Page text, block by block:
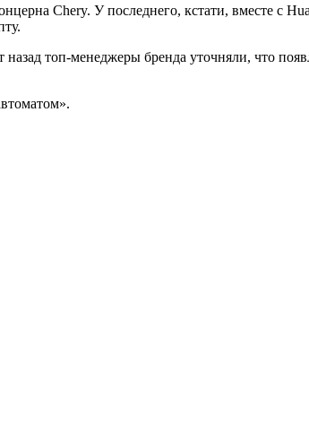
Chery. У последнего, кстати, вместе с
топ-менеджеры бренда уточняли, что